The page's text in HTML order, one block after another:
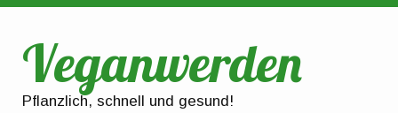
Veganwerden
Pflanzlich, schnell und gesund!